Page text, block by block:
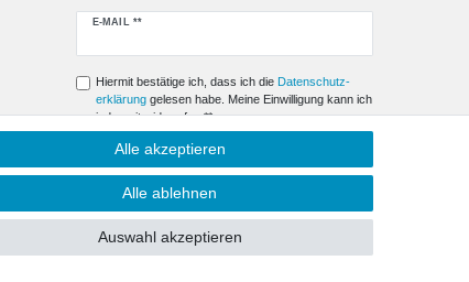
E-MAIL **
Newsletter
Hiermit bestätige ich, dass ich die Daten­schutz­
erklärunggelesen habe. Meine Einwilligung kann ich
jederzeit widerrufen.**
Abonnieren
Alle akzeptieren
Alle ablehnen
Auswahl akzeptieren